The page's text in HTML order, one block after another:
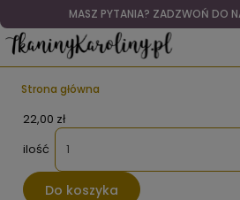
MASZ PYTANIA? ZADZWOŃ DO
Strona główna
22,00 zł
ilość
Do koszyka